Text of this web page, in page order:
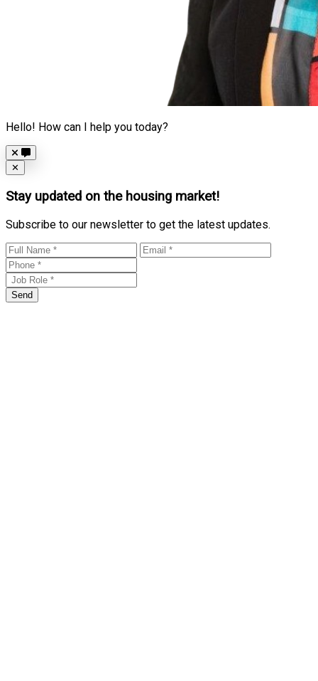
Hello! How can I help you today?
Close
✕
Stay updated on the housing market!
Subscribe to our newsletter to get the latest updates.
Send